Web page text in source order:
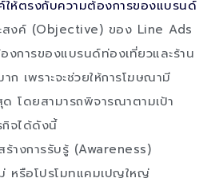
ให้ตรงกับความต้องการของแบรนด์
สงค์ (Objective) ของ Line Ads
งการของแบรนด์ท่องเที่ยวและร้าน
ก เพราะจะช่วยให้การโฆษณามี
โดยสามารถพิจารณาตามเป้า
จได้ดังนี้
ร้างการรับรู้ (Awareness)
หรือโปรโมทแคมเปญใหญ่